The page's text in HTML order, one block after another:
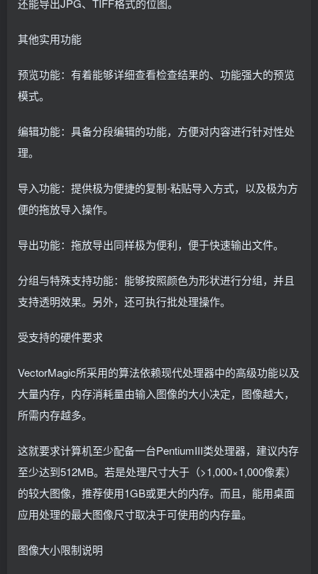
其他实用功能
预览功能：有着能够详细查看检查结果的、功能强大的预览
模式。
编辑功能：具备分段编辑的功能，方便对内容进行针对性处
理。
导入功能：提供极为便捷的复制-粘贴导入方式，以及极为方
便的拖放导入操作。
导出功能：拖放导出同样极为便利，便于快速输出文件。
分组与特殊支持功能：能够按照颜色为形状进行分组，并且
支持透明效果。另外，还可执行批处理操作。
受支持的硬件要求
VectorMagic所采用的算法依赖现代处理器中的高级功能以及
大量内存，内存消耗量由输入图像的大小决定，图像越大，
所需内存越多。
这就要求计算机至少配备一台PentiumIII类处理器，建议内存
至少达到512MB。若是处理尺寸大于（>1,000×1,000像素）
的较大图像，推荐使用1GB或更大的内存。而且，能用桌面
应用处理的最大图像尺寸取决于可使用的内存量。
图像大小限制说明